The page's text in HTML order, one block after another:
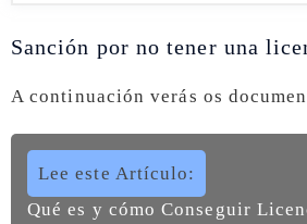
Sanción por no tener una
A continuación verás os
Lee este Artículo:
Qué es y cómo Conseguir